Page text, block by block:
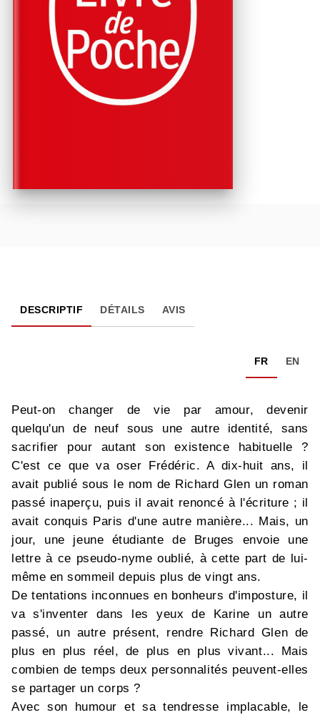
DESCRIPTIF DÉTAILS AVIS
FR EN
Peut-on changer de vie par amour, devenir
quelqu'un de neuf sous une autre identité, sans
sacrifier pour autant son existence habituelle ?
C'est ce que va oser Frédéric. A dix-huit ans, il
avait publié sous le nom de Richard Glen un roman
passé inaperçu, puis il avait renoncé à l'écriture ; il
avait conquis Paris d'une autre manière... Mais, un
jour, une jeune étudiante de Bruges envoie une
lettre à ce pseudo-nyme oublié, à cette part de lui-
même en sommeil depuis plus de vingt ans.
De tentations inconnues en bonheurs d'imposture, il
va s'inventer dans les yeux de Karine un autre
passé, un autre présent, rendre Richard Glen de
plus en plus réel, de plus en plus vivant... Mais
combien de temps deux personnalités peuvent-elles
se partager un corps ?
Avec son humour et sa tendresse implacable, le